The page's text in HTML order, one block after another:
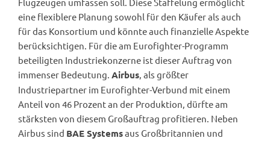
eine flexiblere Planung sowohl für den Käufer als auch
für das Konsortium und könnte auch finanzielle Aspekte
berücksichtigen. Für die am Eurofighter-Programm
beteiligten Industriekonzerne ist dieser Auftrag von
immenser Bedeutung. Airbus, als größter
Industriepartner im Eurofighter-Verbund mit einem
Anteil von 46 Prozent an der Produktion, dürfte am
stärksten von diesem Großauftrag profitieren. Neben
Airbus sind BAE Systemsaus Großbritannien und